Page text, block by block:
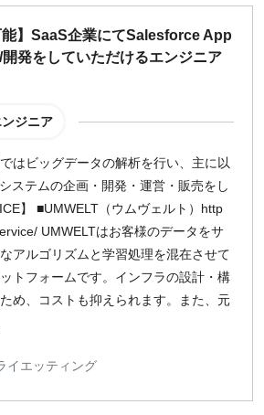
能】SaaS企業にてSalesforce App
発をしていただけるエンジニア
ジニア
はビッグデータの解析を行い、主に以
ステムの企画・開発・運営・販売をし
】 ■UMWELT（ウムヴェルト）http
UMWELTはお客様のデータをサ
アルゴリズムと学習処理を混在させて
トフォームです。インフラの設計・構
め、コストも抑えられます。また、元
イエッティング